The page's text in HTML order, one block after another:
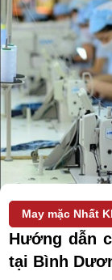
May mặc Nhất
Hướng dẫn
tại Bình